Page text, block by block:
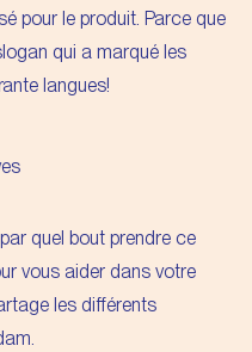
pour le produit. Parce que
qui a marqué les
langues!
quel bout prendre ce
vous aider dans votre
les différents